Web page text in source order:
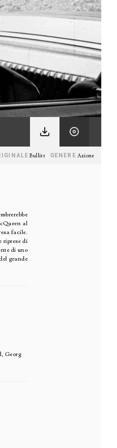
GENERE Azione
Bullitt
al
facile.
riprese di
di uno
grande
Georg